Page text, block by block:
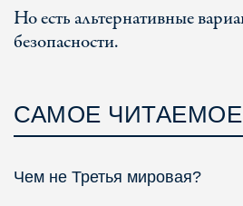
Но есть альтернативные
безопасности.
САМОЕ ЧИТАЕМОЕ
Чем не Третья мировая?